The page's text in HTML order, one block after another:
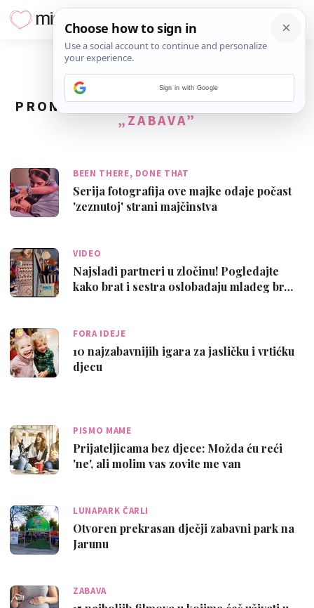
PRONAĐENO111REZULTATA ZA TAG
„ZABAVA”
BEEN THERE, DONE THAT
Serija fotografija ove majke odaje počast
'zeznutoj' strani majčinstva
VIDEO
Najslađi partneri u zločinu! Pogledajte
kako brat i sestra oslobađaju mlađeg br…
FORA IDEJE
10 najzabavnijih igara za jasličku i vrtićku
djecu
PISMO MAME
Prijateljicama bez djece: Možda ću reći
'ne', ali molim vas zovite me van
LUNAPARK ČARLI
Otvoren prekrasan dječji zabavni park na
Jarunu
ZABAVA
Sign in with Google